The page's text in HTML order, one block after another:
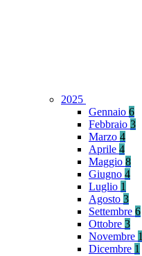
2025
Gennaio 6
Febbraio 3
Marzo 4
Aprile 4
Maggio 8
Giugno 4
Luglio 1
Agosto 3
Settembre 6
Ottobre 3
Novembre 1
Dicembre 1